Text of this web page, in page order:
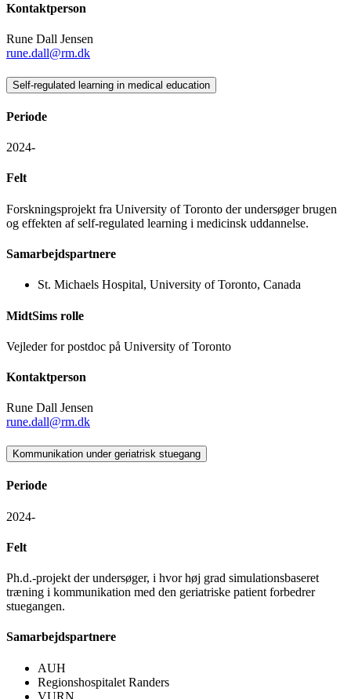
Kontaktperson
Rune Dall Jensen
rune.dall@rm.dk
Self-regulated learning in medical education
Periode
2024-
Felt
Forskningsprojekt fra University of Toronto der undersøger brugen
og effekten af self-regulated learning i medicinsk uddannelse.
Samarbejdspartnere
St. Michaels Hospital, University of Toronto, Canada
MidtSims rolle
Vejleder for postdoc på University of Toronto
Kontaktperson
Rune Dall Jensen
rune.dall@rm.dk
Kommunikation under geriatrisk stuegang
Periode
2024-
Felt
Ph.d.-projekt der undersøger, i hvor høj grad simulationsbaseret
træning i kommunikation med den geriatriske patient forbedrer
stuegangen.
Samarbejdspartnere
AUH
Regionshospitalet Randers
VURN